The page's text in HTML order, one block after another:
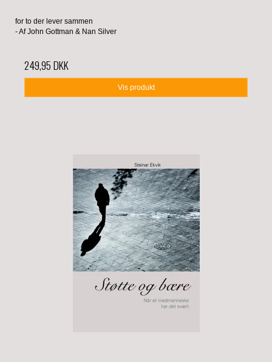
for to der lever sammen
- Af John Gottman & Nan Silver
249,95 DKK
Vis produkt